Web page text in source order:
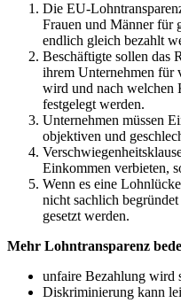
Die EU-
Frauen und Männer für
endlich gleich bezahlt
Beschäftigte sollen das
ihrem Unternehmen für
wird und nach welchen
festgelegt werden.
Unternehmen müssen
objektiven und
Einkommen verbieten,
Wenn es eine
nicht sachlich
gesetzt werden.
Mehr Lohntransparenz
unfaire Bezahlung wird
Diskriminierung kann